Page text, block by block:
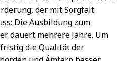
der mit Sorgfalt
Die Ausbildung zum
dauert mehrere Jahre. Um
die Qualität der